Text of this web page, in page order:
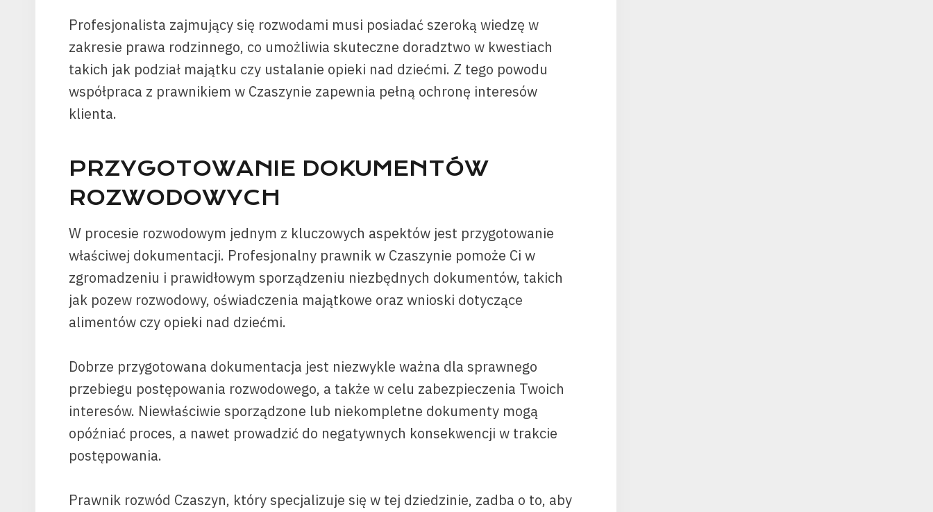
Profesjonalista zajmujący się rozwodami musi posiadać szeroką wiedzę w
zakresie prawa rodzinnego, co umożliwia skuteczne doradztwo w kwestiach
takich jak podział majątku czy ustalanie opieki nad dziećmi. Z tego powodu
współpraca z prawnikiem w Czaszynie zapewnia pełną ochronę interesów
klienta.
PRZYGOTOWANIE DOKUMENTÓW
ROZWODOWYCH
W procesie rozwodowym jednym z kluczowych aspektów jest przygotowanie
właściwej dokumentacji. Profesjonalny prawnik w Czaszynie pomoże Ci w
zgromadzeniu i prawidłowym sporządzeniu niezbędnych dokumentów, takich
jak pozew rozwodowy, oświadczenia majątkowe oraz wnioski dotyczące
alimentów czy opieki nad dziećmi.
Dobrze przygotowana dokumentacja jest niezwykle ważna dla sprawnego
przebiegu postępowania rozwodowego, a także w celu zabezpieczenia Twoich
interesów. Niewłaściwie sporządzone lub niekompletne dokumenty mogą
opóźniać proces, a nawet prowadzić do negatywnych konsekwencji w trakcie
postępowania.
Prawnik rozwód Czaszyn, który specjalizuje się w tej dziedzinie, zadba o to, aby